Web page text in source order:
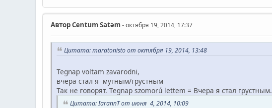
АвторCentum Satәm - октября 19, 2014, 17:37
Цитата: maratonisto от октября 19, 2014, 13:48
Tegnap voltam zavarodni,
вчера стал я мутным/грустным
Так не говорят. Tegnap szomorú lettem = Вчера я стал грустным.
Цитата: IarannT от июня 4, 2014, 10:09